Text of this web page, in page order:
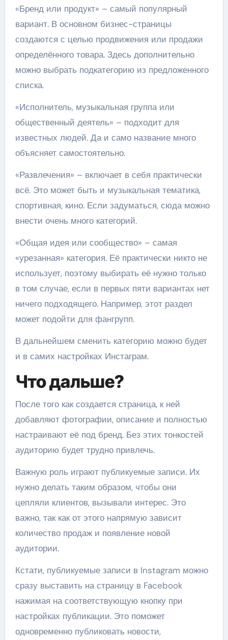
«Бренд или продукт» – самый популярный
вариант. В основном бизнес-страницы
создаются с целью продвижения или продажи
определённого товара. Здесь дополнительно
можно выбрать подкатегорию из предложенного
списка.
«Исполнитель, музыкальная группа или
общественный деятель» – подходит для
известных людей. Да и само название много
объясняет самостоятельно.
«Развлечения» – включает в себя практически
всё. Это может быть и музыкальная тематика,
спортивная, кино. Если задуматься, сюда можно
внести очень много категорий.
«Общая идея или сообщество» – самая
«урезанная» категория. Её практически никто не
использует, поэтому выбирать её нужно только
в том случае, если в первых пяти вариантах нет
ничего подходящего. Например, этот раздел
может подойти для фангрупп.
В дальнейшем сменить категорию можно будет
и в самих настройках Инстаграм.
Что дальше?
После того как создается страница, к ней
добавляют фотографии, описание и полностью
настраивают её под бренд. Без этих тонкостей
аудиторию будет трудно привлечь.
Важную роль играют публикуемые записи. Их
нужно делать таким образом, чтобы они
цепляли клиентов, вызывали интерес. Это
важно, так как от этого напрямую зависит
количество продаж и появление новой
аудитории.
Кстати, публикуемые записи в Instagram можно
сразу выставить на страницу в Facebook
нажимая на соответствующую кнопку при
настройках публикации. Это поможет
одновременно публиковать новости,